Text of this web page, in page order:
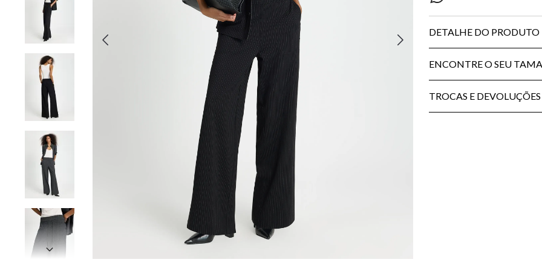
DETALHE DO PRODUTO
ENCONTRE O SEU
TROCAS E DEVOLUÇÕES